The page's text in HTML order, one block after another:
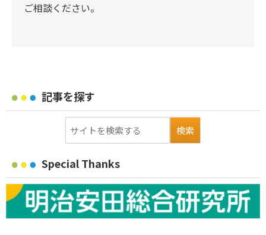
ご相談ください。
記事を探す
Special Thanks